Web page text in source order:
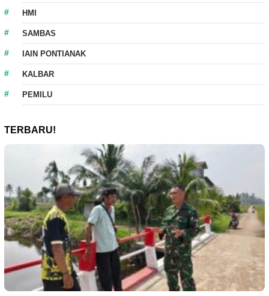
HMI
SAMBAS
IAIN PONTIANAK
KALBAR
PEMILU
TERBARU!